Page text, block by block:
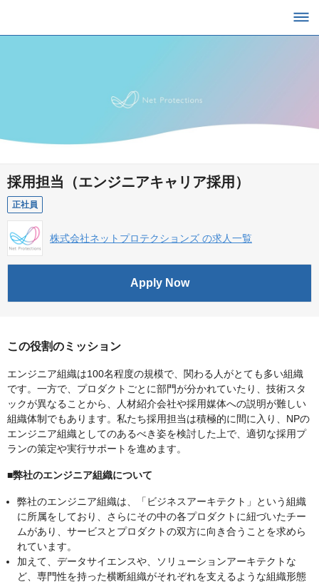
採用担当（エンジニアキャリア採用）
正社員
株式会社ネットプロテクションズ の求人一覧
Apply Now
この役割のミッション
エンジニア組織は100名程度の規模で、関わる人がとても多い組織
です。一方で、プロダクトごとに部門が分かれていたり、技術スタ
ックが異なることから、人材紹介会社や採用媒体への説明が難しい
組織体制でもあります。私たち採用担当は積極的に間に入り、NPの
エンジニア組織としてのあるべき姿を検討した上で、適切な採用プ
ランの策定や実行サポートを進めます。
■弊社のエンジニア組織について
弊社のエンジニア組織は、「ビジネスアーキテクト」という組織
に所属をしており、さらにその中の各プロダクトに紐づいたチー
ムがあり、サービスとプロダクトの双方に向き合うことを求めら
れています。
加えて、データサイエンスや、ソリューションアーキテクトな
ど、専門性を持った横断組織がそれぞれを支えるような組織形態